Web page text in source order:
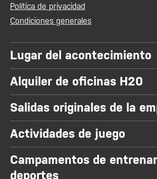
Política de privacidad
Condiciones generales
Lugar del acontecimiento
Alquiler de oficinas H20
Salidas originales de la
Actividades de juego
Campamentos de
deportes